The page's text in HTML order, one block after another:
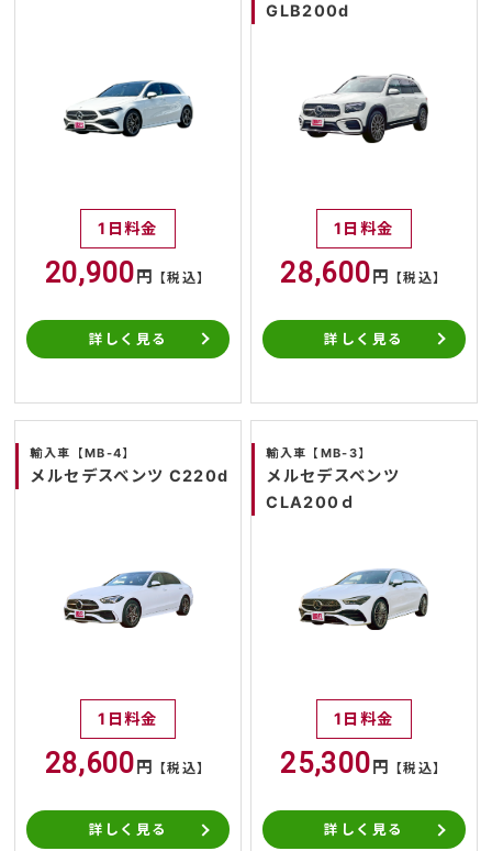
1日料金
20,900 円 【税込】
詳しく見る
GLB200d
1日料金
28,600 円 【税込】
詳しく見る
輸入車【MB-4】
メルセデスベンツ C220d
1日料金
28,600 円 【税込】
詳しく見る
輸入車【MB-3】
メルセデスベンツ
CLA200ｄ
1日料金
25,300 円 【税込】
詳しく見る